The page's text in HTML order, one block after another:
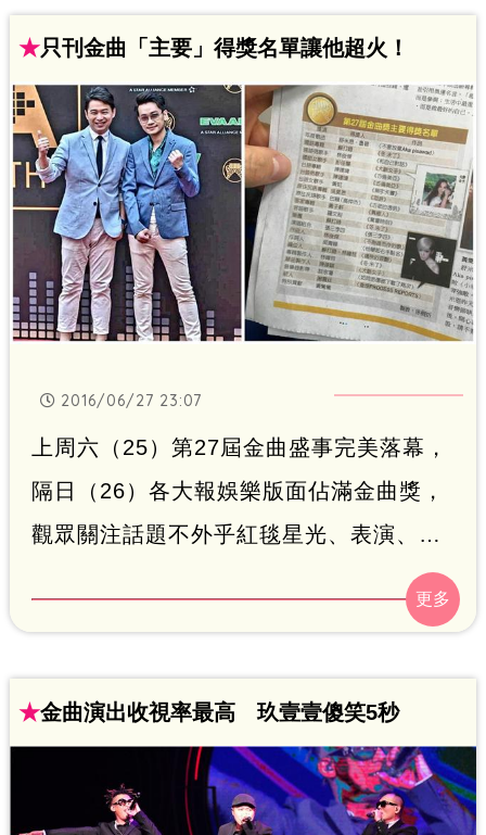
壹壹與八三夭『數字力量』」的玖壹壹表
演及泳裝模特兒走秀橋段，共吸引134萬6
千人收看。
★只刊金曲「主要」得獎名單讓他超火！
2016/06/27 23:07
上周六（25）第27屆金曲盛事完美落幕，
隔日（26）各大報娛樂版面佔滿金曲獎，
觀眾關注話題不外乎紅毯星光、表演、得
獎者，不過卻有音樂人發現，報紙刊登得
獎名單大小眼，不只「演奏類」得獎者完
他氣得他在臉書上痛批「不尊重得獎
者」。
★金曲演出收視率最高 玖壹壹傻笑5秒